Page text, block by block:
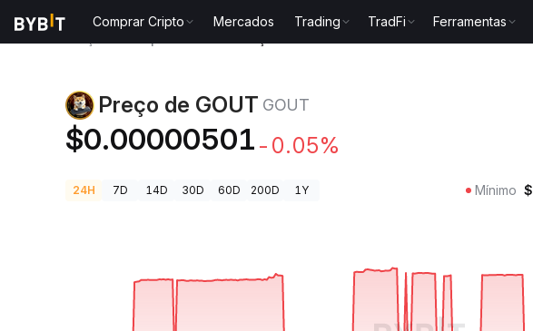
Comprar Cripto Mercados Trading TradFi Ferramentas
Preço de GOUT GOUT
$0.00000501 -0.05%
24H 7D 14D 30D 60D 200D 1Y Mínimo $